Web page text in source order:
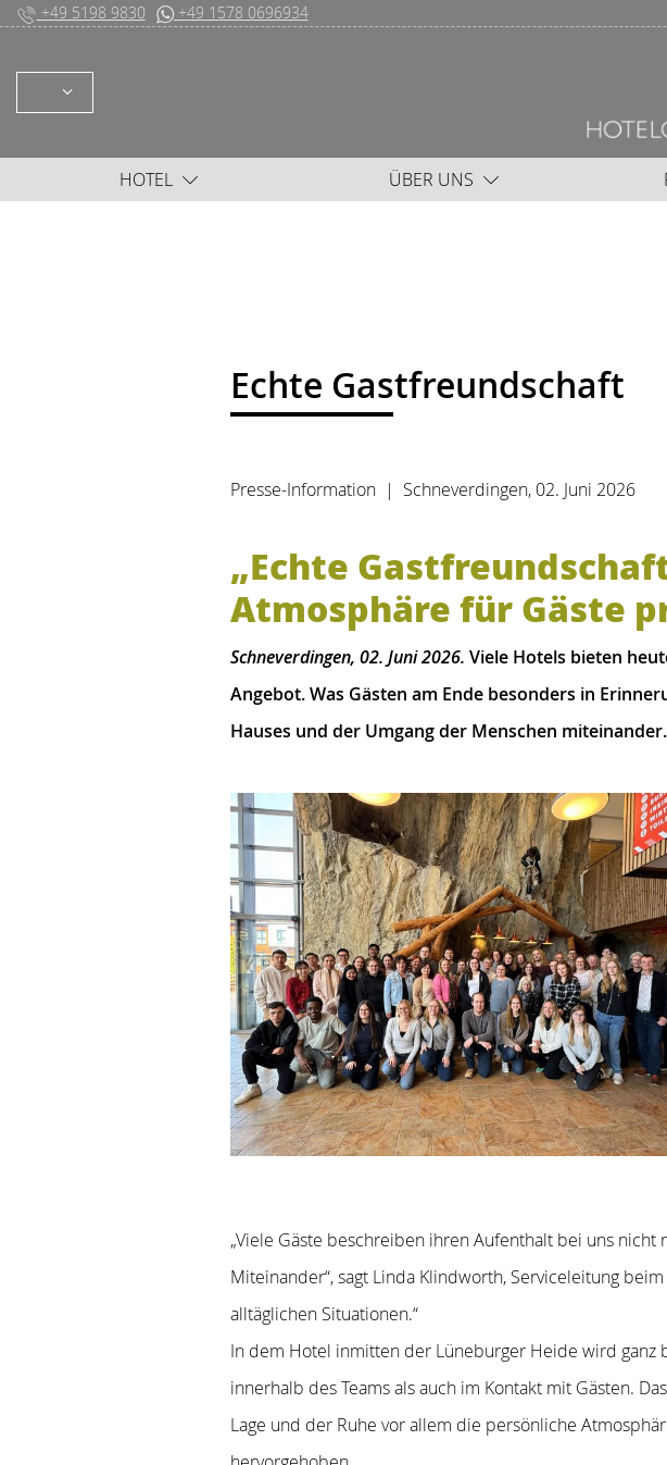
+49 5198 9830 +49 1578 0696934
HOTEL ÜBER UNS
Echte Gastfreundschaft
Presse-Information | Schneverdingen, 02. Juni 2026
„Echte
Atmosphäre für Gäste
Schneverdingen, 02. Juni 2026. Viele Hotels bieten
Angebot. Was Gästen am Ende besonders in
Hauses und der Umgang der Menschen miteinander.
Content Blocks
„Viele Gäste beschreiben ihren Aufenthalt bei uns
Miteinander“, sagt Linda Klindworth, Serviceleitung
alltäglichen Situationen.“
In dem Hotel inmitten der Lüneburger Heide wird ganz
innerhalb des Teams als auch im Kontakt mit Gästen.
Lage und der Ruhe vor allem die persönliche